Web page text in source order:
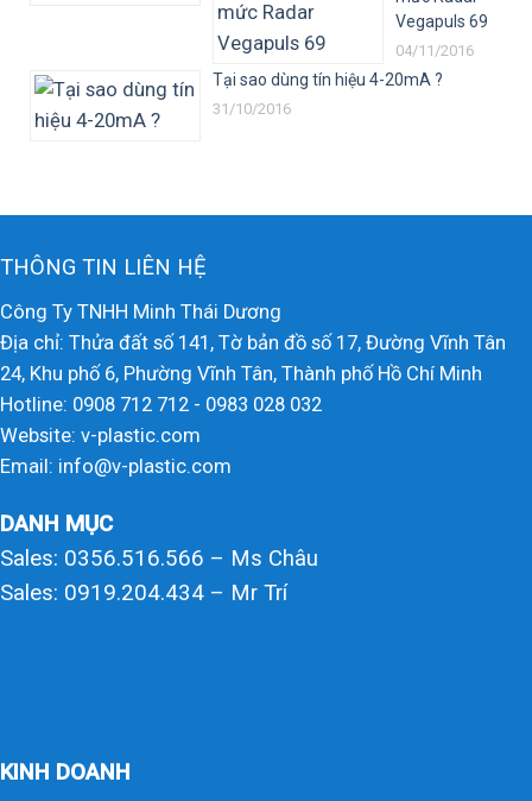
Vegapuls 69
04/11/2016
Tại sao dùng tín hiệu 4-20mA ?
31/10/2016
THÔNG TIN LIÊN HỆ
Công Ty TNHH Minh Thái Dương
Địa chỉ: Thửa đất số 141, Tờ bản đồ số 17, Đường Vĩnh Tân
24, Khu phố 6, Phường Vĩnh Tân, Thành phố Hồ Chí Minh
Hotline: 0908 712 712 - 0983 028 032
Website: v-plastic.com
Email: info@v-plastic.com
DANH MỤC
Sales: 0356.516.566 – Ms Châu
Sales: 0919.204.434 – Mr Trí
KINH DOANH